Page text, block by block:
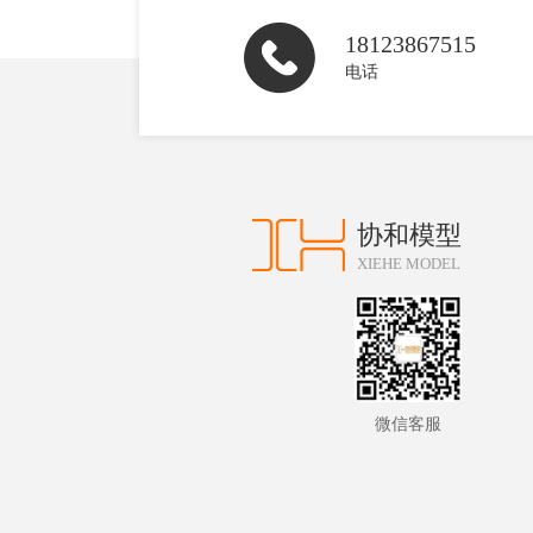
18123867515
电话
协和模型
XIEHE MODEL
微信客服